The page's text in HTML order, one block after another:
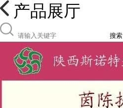
产品展厅
搜索